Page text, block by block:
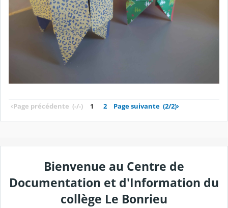
‹Page précédente (-/-) 1 2 Page suivante (2/2)›
Bienvenue au Centre de
Documentation et d'Information du
collège Le Bonrieu